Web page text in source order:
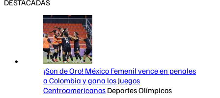
DESTACADAS
¡Son de Oro! México Femenil vence en penales
a Colombia y gana los Juegos
Centroamericanos Deportes Olímpicos